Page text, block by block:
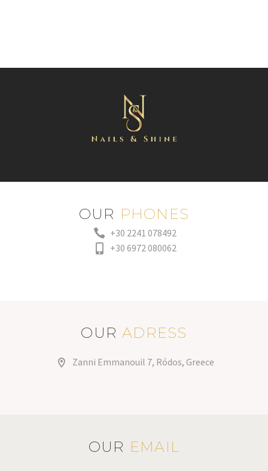
OUR PHONES
+30 2241 078492
+30 6972 080062
OUR ADRESS
Zanni Emmanouil 7, Ródos, Greece
OUR EMAIL